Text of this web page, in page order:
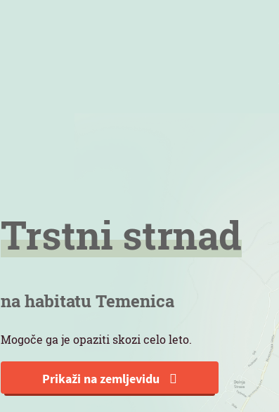
Trstni strnad
na habitatu Temenica
Mogoče ga je opaziti skozi celo leto.
Prikaži na zemljevidu